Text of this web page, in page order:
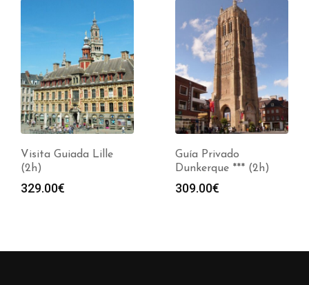
Visita Guiada Lille
(2h)
329.00€
Guía Privado
Dunkerque *** (2h)
309.00€